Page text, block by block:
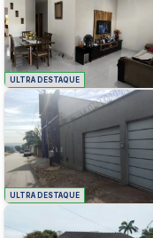
ULTRA DESTAQUE
ULTRA DESTAQUE